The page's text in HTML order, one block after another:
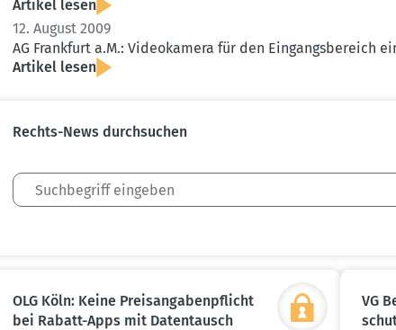
Artikel lesen
12. August 2009
AG Frankfurt a.M.: Video­kamera für den Eingangs­be­reich
Artikel lesen
Rechts-News durch­suchen
OLG Köln: Keine Preis­an­ga­ben­pflicht
bei Rabatt-Apps mit Daten­tausch
VG